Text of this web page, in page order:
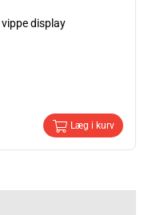
display
Læg i kurv